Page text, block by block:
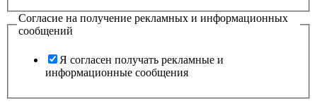
Согласие на получение рекламных и информационных
сообщений
Я согласен получать рекламные и
информационные сообщения